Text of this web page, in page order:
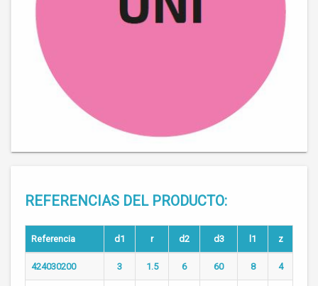
REFERENCIAS DEL PRODUCTO:
Referencia d1 r d2 d3 l1 z
424030200 3 1.5 6 60 8 4